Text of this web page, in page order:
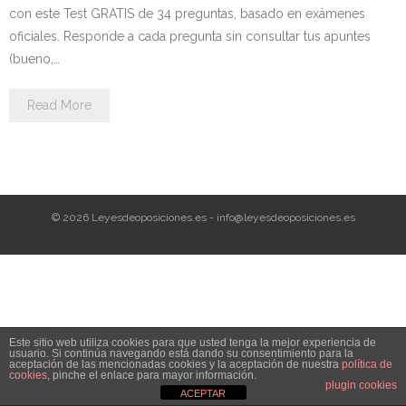
Personalidad Jurídica PROPIA
ESTABILIZACIÓN de Empleo
CONVOCATORIAS
2025
- OPOSICIÓN Gestión Procesal, turno libre – 2025
con este Test GRATIS de 34 preguntas, basado en exámenes
oficiales. Responde a cada pregunta sin consultar tus apuntes
(bueno,…
Read More
© 2026 Leyesdeoposiciones.es - info@leyesdeoposiciones.es
Este sitio web utiliza cookies para que usted tenga la mejor experiencia de
usuario. Si continúa navegando está dando su consentimiento para la
aceptación de las mencionadas cookies y la aceptación de nuestra política de
cookies, pinche el enlace para mayor información.
plugin cookies
ACEPTAR